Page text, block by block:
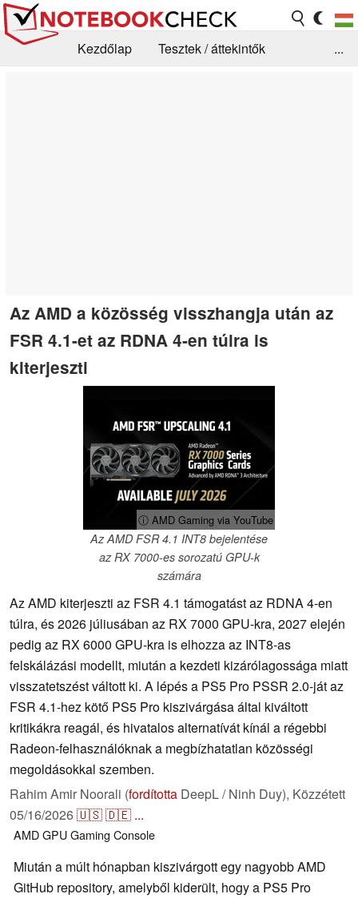
Kezdőlap
Tesztek / áttekintők
...
Az AMD a közösség visszhangja után az
FSR 4.1-et az RDNA 4-en túlra is
kiterjeszti
ⓘ AMD Gaming via YouTube
Az AMD FSR 4.1 INT8 bejelentése
az RX 7000-es sorozatú GPU-k
számára
Az AMD kiterjeszti az FSR 4.1 támogatást az RDNA 4-en
túlra, és 2026 júliusában az RX 7000 GPU-kra, 2027 elején
pedig az RX 6000 GPU-kra is elhozza az INT8-as
felskálázási modellt, miután a kezdeti kizárólagossága miatt
visszatetszést váltott ki. A lépés a PS5 Pro PSSR 2.0-ját az
FSR 4.1-hez kötő PS5 Pro kiszivárgása által kiváltott
kritikákra reagál, és hivatalos alternatívát kínál a régebbi
Radeon-felhasználóknak a megbízhatatlan közösségi
megoldásokkal szemben.
Rahim Amir Noorali (fordította DeepL / Ninh Duy), Közzétett
05/16/2026🇺🇸🇩🇪 ...
AMDGPUGaming Console
Miután a múlt hónapban kiszivárgott egy nagyobb AMD
GitHub repository, amelyből kiderült, hogy a PS5 Pro